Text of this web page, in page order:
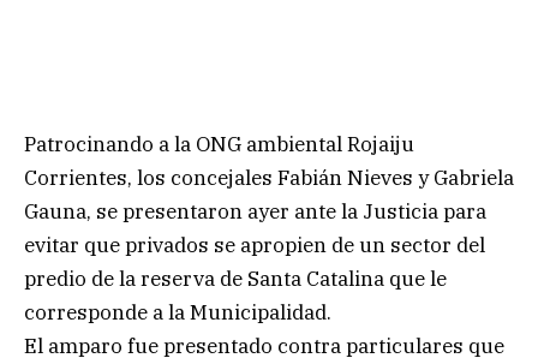
Patrocinando a la ONG ambiental Rojaiju
Corrientes, los concejales Fabián Nieves y Gabriela
Gauna, se presentaron ayer ante la Justicia para
evitar que privados se apropien de un sector del
predio de la reserva de Santa Catalina que le
corresponde a la Municipalidad.
El amparo fue presentado contra particulares que